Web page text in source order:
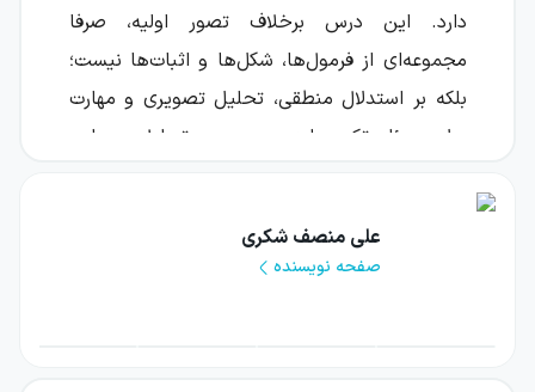
دارد. این درس برخلاف تصور اولیه، صرفا
مجموعه‌ای از فرمول‌ها، شکل‌ها و اثبات‌ها نیست؛
بلکه بر استدلال منطقی، تحلیل تصویری و مهارت
حل مسئله تکیه دارد. رسیدن به تسلط و مهارت
محبوب‌ترین منابع کمک‌درسی در این زمینه را در
علی منصف شکری
صفحه نویسنده